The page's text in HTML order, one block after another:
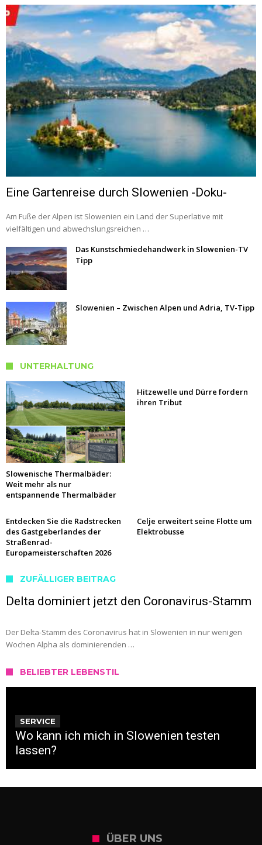
Eine Gartenreise durch Slowenien -Doku-
Am Fuße der Alpen ist Slowenien ein Land der Superlative mit
vielfältigen und abwechslungsreichen …
Das Kunstschmiedehandwerk in Slowenien-TV
Tipp
Slowenien – Zwischen Alpen und Adria, TV-Tipp
UNTERHALTUNG
Slowenische Thermalbäder:
Weit mehr als nur
entspannende Thermalbäder
Hitzewelle und Dürre fordern
ihren Tribut
Entdecken Sie die Radstrecken
des Gastgeberlandes der
Straßenrad-
Europameisterschaften 2026
Celje erweitert seine Flotte um
Elektrobusse
ZUFÄLLIGER BEITRAG
Delta dominiert jetzt den Coronavirus-Stamm
Der Delta-Stamm des Coronavirus hat in Slowenien in nur wenigen
Wochen Alpha als dominierenden …
BELIEBTER LEBENSTIL
SERVICE
Wo kann ich mich in Slowenien testen
lassen?
ÜBER UNS